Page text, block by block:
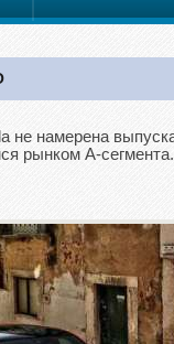
намерена
рынком А-